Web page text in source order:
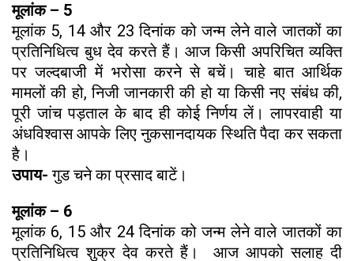
मूलांक – 5
मूलांक 5, 14 और 23 दिनांक को जन्म लेने वाले जातकों का
प्रतिनिधित्व बुध देव करते हैं। आज किसी अपरिचित व्यक्ति
पर जल्दबाजी में भरोसा करने से बचें। चाहे बात आर्थिक
मामलों की हो, निजी जानकारी की हो या किसी नए संबंध की,
पूरी जांच पड़ताल के बाद ही कोई निर्णय लें। लापरवाही या
अंधविश्वास आपके लिए नुकसानदायक स्थिति पैदा कर सकता
है।
उपाय-गुड चने का प्रसाद बाटें।
मूलांक – 6
मूलांक 6, 15 और 24 दिनांक को जन्म लेने वाले जातकों का
प्रतिनिधित्व शुक्र देव करते हैं। आज आपको सलाह दी